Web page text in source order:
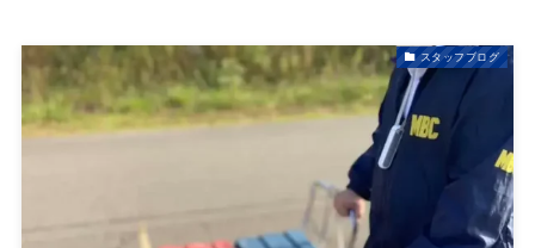
スタッフブログ